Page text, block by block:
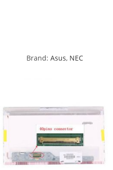
Brand: Asus, NEC